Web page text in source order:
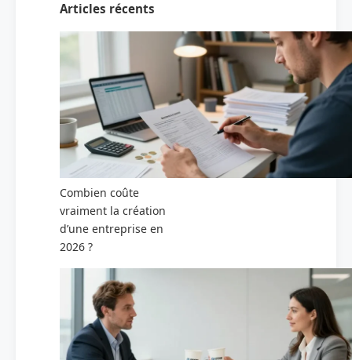
Articles récents
Combien coûte
vraiment la création
d’une entreprise en
2026 ?